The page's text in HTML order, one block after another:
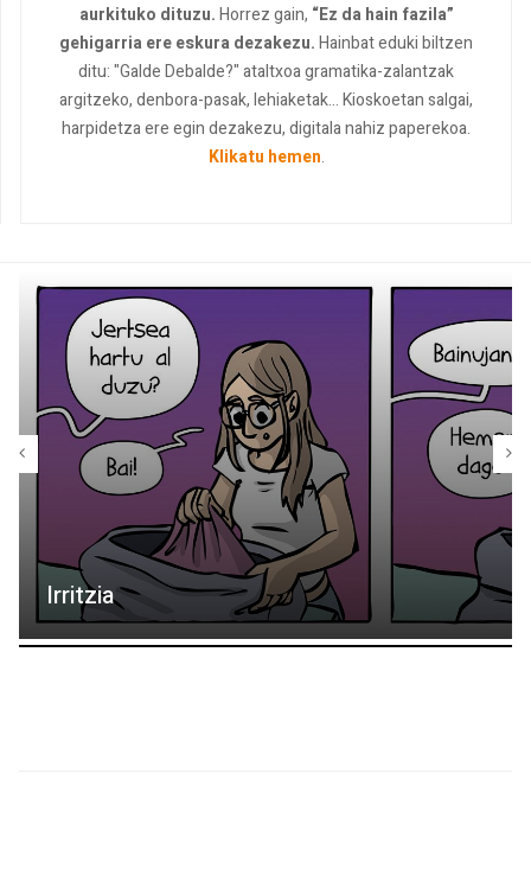
aurkituko dituzu.Horrez gain, “Ez da hain fazila”
gehigarria ere eskura dezakezu.Hainbat eduki biltzen
ditu: "Galde Debalde?" ataltxoa gramatika-zalantzak
argitzeko, denbora-pasak, lehiaketak... Kioskoetan salgai,
harpidetza ere egin dezakezu, digitala nahiz paperekoa.
Klikatu hemen.
Irritzia